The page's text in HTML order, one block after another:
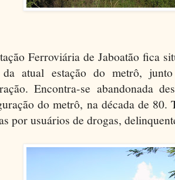
Ferroviária de Jaboatão fica
atual estação do metrô,
Encontra-se abandonada
do metrô, na década de 80.
por usuários de drogas,